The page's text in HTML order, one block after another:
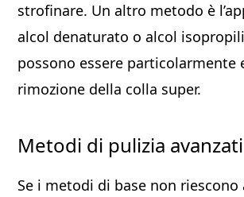
strofinare. Un altro metodo è
alcol denaturato o alcol
possono essere particolarmente
rimozione della colla super.
Metodi di pulizia avanzati
Se i metodi di base non